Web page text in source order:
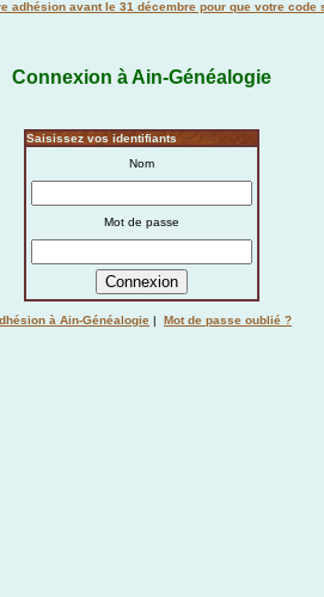
adhésion avant le 31 décembre pour que votre code
Connexion à Ain-Généalogie
Saisissez vos identifiants
Nom
Mot de passe
à Ain-Généalogie | Mot de passe oublié ?